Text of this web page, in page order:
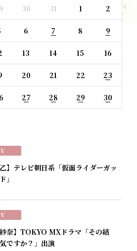
30 31 1 2
6 7 8 9
13 14 15 16
20 21 22 23
27 28 29 30
乙】テレビ朝日系「仮面ライダーガッ
」
紗奈】TOKYO MXドラマ「その結
ですか？」出演